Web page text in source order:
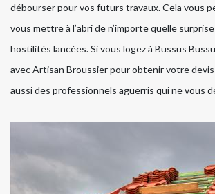
débourser pour vos futurs travaux. Cela vous
vous mettre à l’abri de n’importe quelle
hostilités lancées. Si vous logez à Bussus
avec Artisan Broussier pour obtenir votre
aussi des professionnels aguerris qui ne vous